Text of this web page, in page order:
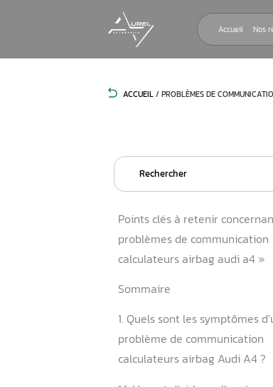
problèmes de
calculateurs airbag
Sommaire